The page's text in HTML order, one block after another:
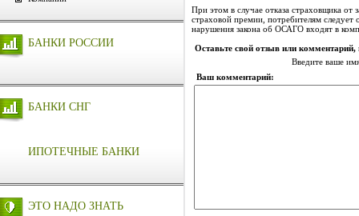
БАНКИ РОССИИ
БАНКИ СНГ
ИПОТЕЧНЫЕ БАНКИ
ЭТО НАДО ЗНАТЬ
При этом в случае отказа страховщика
страховой премии, потребителям следует
нарушения закона об ОСАГО входят в
Оставьте свой отзыв или комментарий,
Введите ваше
Ваш комментарий: